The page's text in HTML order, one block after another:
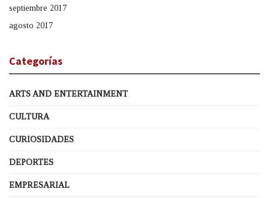
septiembre 2017
agosto 2017
Categorías
ARTS AND ENTERTAINMENT
CULTURA
CURIOSIDADES
DEPORTES
EMPRESARIAL